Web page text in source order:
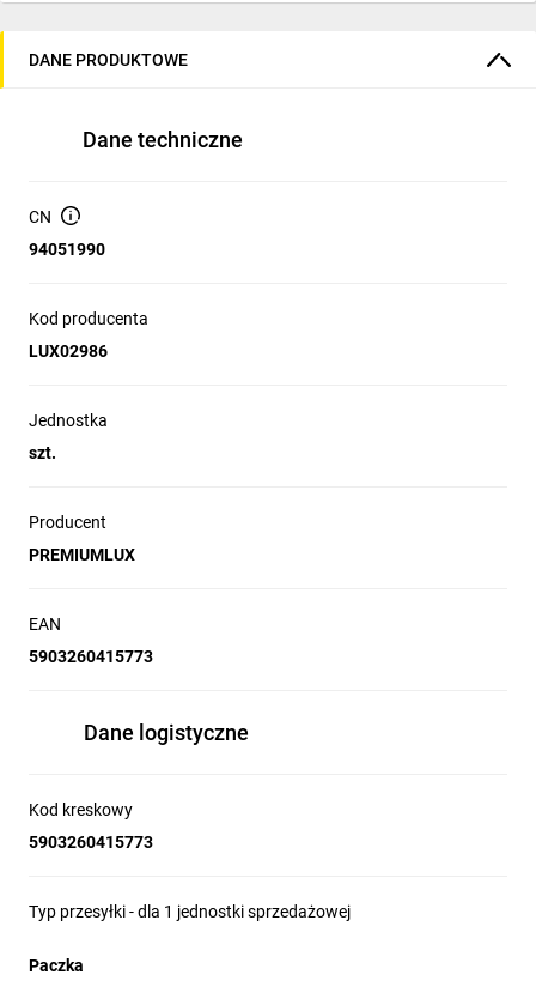
DANE PRODUKTOWE
Dane techniczne
CN
94051990
Kod producenta
LUX02986
Jednostka
szt.
Producent
PREMIUMLUX
EAN
5903260415773
Dane logistyczne
Kod kreskowy
5903260415773
Typ przesyłki - dla 1 jednostki sprzedażowej
Paczka